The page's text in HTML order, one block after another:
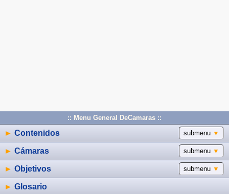
:: Menu General DeCamaras ::
submenu ▼
► Contenidos
submenu ▼
► Cámaras
submenu ▼
► Objetivos
► Glosario